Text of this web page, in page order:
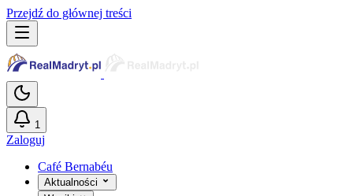
Przejdź do głównej treści
1
Zaloguj
Café Bernabéu
Aktualności